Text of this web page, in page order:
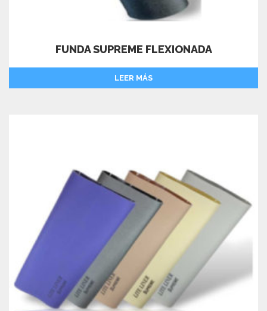
FUNDA SUPREME FLEXIONADA
LEER MÁS